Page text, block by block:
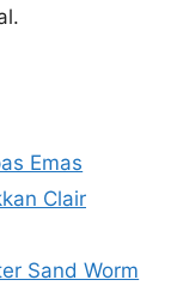
Emas
Clair
Sand Worm